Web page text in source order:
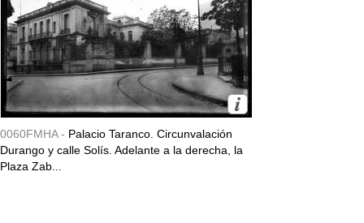
0060FMHA - Palacio Taranco. Circunvalación
Durango y calle Solís. Adelante a la derecha, la
Plaza Zab...